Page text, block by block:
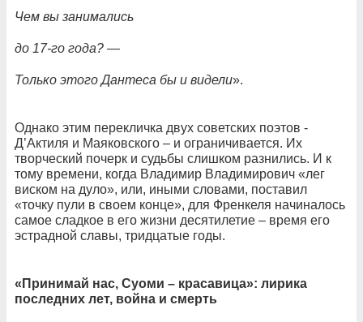
Чем вы занимались
до 17-го года? —
Только этого Дантеса бы и видели».
Однако этим перекличка двух советских поэтов -
Д’Актиля и Маяковского – и ограничивается. Их
творческий почерк и судьбы слишком разнились. И к
тому времени, когда Владимир Владимирович «лег
виском на дуло», или, иными словами, поставил
«точку пули в своем конце», для Френкеля начиналось
самое сладкое в его жизни десятилетие – время его
эстрадной славы, тридцатые годы.
«Принимай нас, Суоми – красавица»: лирика
последних лет, война и смерть